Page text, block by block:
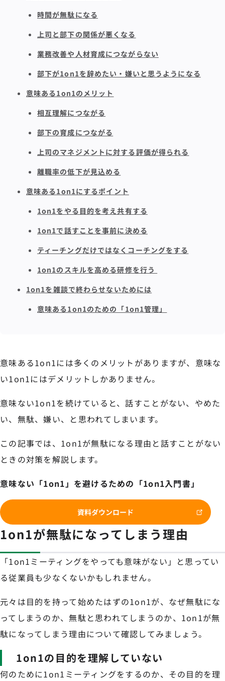
時間が無駄になる
上司と部下の関係が悪くなる
業務改善や人材育成につながらない
部下が1on1を辞めたい・嫌いと思うようになる
意味ある1on1のメリット
相互理解につながる
部下の育成につながる
上司のマネジメントに対する評価が得られる
離職率の低下が見込める
意味ある1on1にするポイント
1on1をやる目的を考え共有する
1on1で話すことを事前に決める
ティーチングだけではなくコーチングをする
1on1のスキルを高める研修を行う
1on1を雑談で終わらせないためには
意味ある1on1のための「1on1管理」
意味ある1on1には多くのメリットがありますが、意味な
い1on1にはデメリットしかありません。
意味ない1on1を続けていると、話すことがない、やめた
い、無駄、嫌い、と思われてしまいます。
この記事では、1on1が無駄になる理由と話すことがない
ときの対策を解説します。
意味ない「1on1」を避けるための「1on1入門書」
資料ダウンロード
1on1が無駄になってしまう理由
「1on1ミーティングをやっても意味がない」と思ってい
る従業員も少なくないかもしれません。
元々は目的を持って始めたはずの1on1が、なぜ無駄にな
ってしまうのか、無駄と思われてしまうのか、1on1が無
駄になってしまう理由について確認してみましょう。
1on1の目的を理解していない
何のために1on1ミーティングをするのか、その目的を理